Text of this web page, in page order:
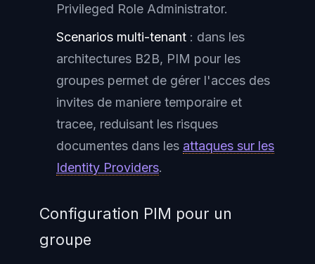
Privileged Role Administrator.
Scenarios multi-tenant : dans les
architectures B2B, PIM pour les
groupes permet de gérer l'acces des
invites de maniere temporaire et
tracee, reduisant les risques
documentes dans les attaques sur les
Identity Providers.
Configuration PIM pour un
groupe